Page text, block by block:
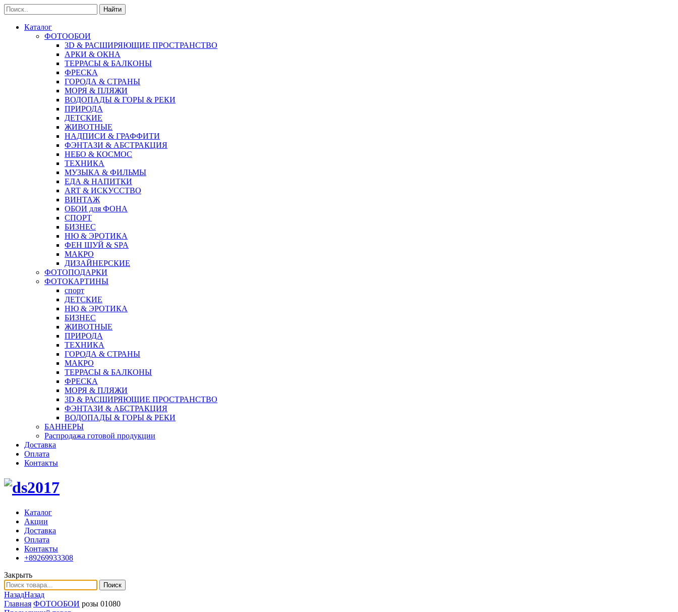
Найти
Каталог
ФОТООБОИ
3D & РАСШИРЯЮЩИЕ ПРОСТРАНСТВО
АРКИ & ОКНА
ТЕРРАСЫ & БАЛКОНЫ
ФРЕСКА
ГОРОДА & СТРАНЫ
МОРЯ & ПЛЯЖИ
ВОДОПАДЫ & ГОРЫ & РЕКИ
ПРИРОДА
ДЕТСКИЕ
ЖИВОТНЫЕ
НАДПИСИ & ГРАФФИТИ
ФЭНТАЗИ & АБСТРАКЦИЯ
НЕБО & КОСМОС
ТЕХНИКА
МУЗЫКА & ФИЛЬМЫ
ЕДА & НАПИТКИ
ART & ИСКУССТВО
ВИНТАЖ
ОБОИ для ФОНА
СПОРТ
БИЗНЕС
НЮ & ЭРОТИКА
ФЕН ШУЙ & SPA
МАКРО
ДИЗАЙНЕРСКИЕ
ФОТОПОДАРКИ
ФОТОКАРТИНЫ
спорт
ДЕТСКИЕ
НЮ & ЭРОТИКА
БИЗНЕС
ЖИВОТНЫЕ
ПРИРОДА
ТЕХНИКА
ГОРОДА & СТРАНЫ
МАКРО
ТЕРРАСЫ & БАЛКОНЫ
ФРЕСКА
МОРЯ & ПЛЯЖИ
3D & РАСШИРЯЮЩИЕ ПРОСТРАНСТВО
ФЭНТАЗИ & АБСТРАКЦИЯ
ВОДОПАДЫ & ГОРЫ & РЕКИ
БАННЕРЫ
Распродажа готовой продукции
Доставка
Оплата
Контакты
Каталог
Акции
Доставка
Оплата
Контакты
+89269933308
Закрыть
Поиск
НазадНазад
Главная ФОТООБОИ розы 01080